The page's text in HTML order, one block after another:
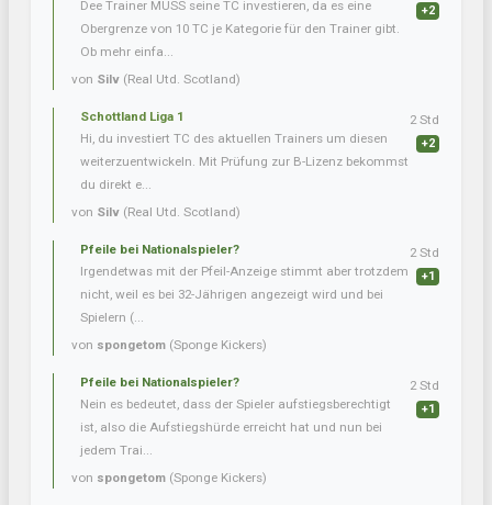
Dee Trainer MUSS seine TC investieren, da es eine
Obergrenze von 10 TC je Kategorie für den Trainer gibt.
Ob mehr einfa...
von Silv (Real Utd. Scotland)
+2
Schottland Liga 1
Hi, du investiert TC des aktuellen Trainers um diesen
weiterzuentwickeln. Mit Prüfung zur B-Lizenz bekommst
du direkt e...
von Silv (Real Utd. Scotland)
2 Std
+2
Pfeile bei Nationalspieler?
Irgendetwas mit der Pfeil-Anzeige stimmt aber trotzdem
nicht, weil es bei 32-Jährigen angezeigt wird und bei
Spielern (...
von spongetom (Sponge Kickers)
2 Std
+1
Pfeile bei Nationalspieler?
Nein es bedeutet, dass der Spieler aufstiegsberechtigt
ist, also die Aufstiegshürde erreicht hat und nun bei
jedem Trai...
von spongetom (Sponge Kickers)
2 Std
+1